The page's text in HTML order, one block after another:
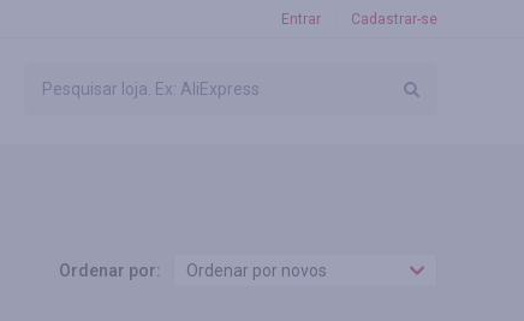
Entrar Cadastrar-se
Ordenar por: Ordenar por novos